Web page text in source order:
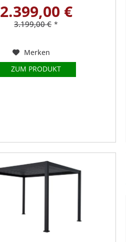
2.399,00 €
3.199,00 € *
Merken
ZUM PRODUKT